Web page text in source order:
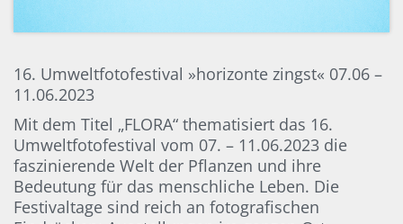
16. Umweltfotofestival »horizonte zingst« 07.06 –
11.06.2023
Mit dem Titel „FLORA“ thematisiert das 16.
Umweltfotofestival vom 07. – 11.06.2023 die
faszinierende Welt der Pflanzen und ihre
Bedeutung für das menschliche Leben. Die
Festivaltage sind reich an fotografischen